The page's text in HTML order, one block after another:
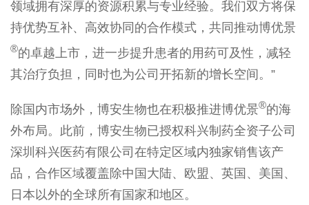
领域拥有深厚的资源积累与专业经验。我们双方将保
持优势互补、高效协同的合作模式，共同推动博优景
®的卓越上市，进一步提升患者的用药可及性，减轻
其治疗负担，同时也为公司开拓新的增长空间。”
除国内市场外，博安生物也在积极推进博优景®的海
外布局。此前，博安生物已授权科兴制药全资子公司
深圳科兴医药有限公司在特定区域内独家销售该产
品，合作区域覆盖除中国大陆、欧盟、英国、美国、
日本以外的全球所有国家和地区。